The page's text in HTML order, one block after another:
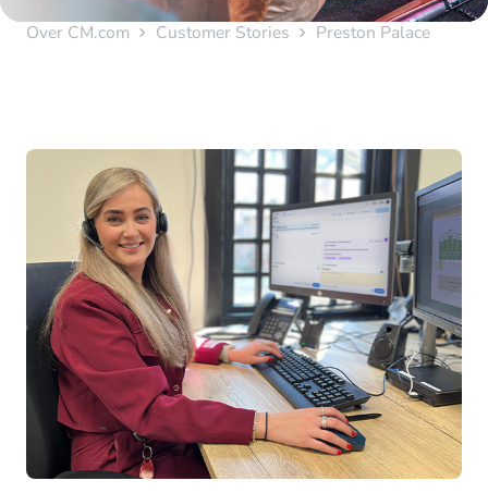
Over CM.com Customer Stories Preston Palace